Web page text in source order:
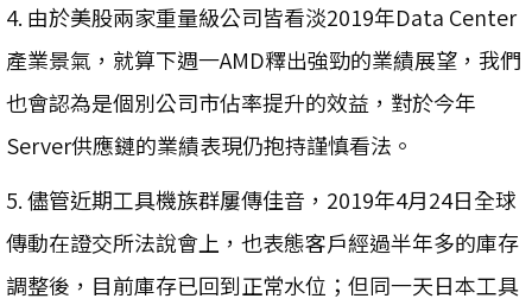
4. 由於美股兩家重量級公司皆看淡2019年Data Center
產業景氣，就算下週一AMD釋出強勁的業績展望，我們
也會認為是個別公司市佔率提升的效益，對於今年
Server供應鏈的業績表現仍抱持謹慎看法。
5. 儘管近期工具機族群屢傳佳音，2019年4月24日全球
傳動在證交所法說會上，也表態客戶經過半年多的庫存
調整後，目前庫存已回到正常水位；但同一天日本工具